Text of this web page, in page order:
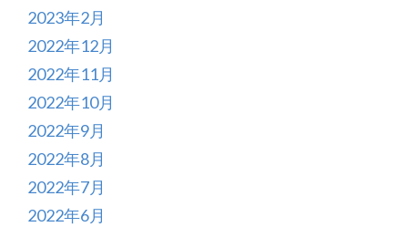
2023年2月
2022年12月
2022年11月
2022年10月
2022年9月
2022年8月
2022年7月
2022年6月